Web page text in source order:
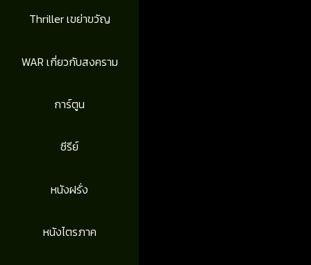
Thriller เขย่าขวัญ
WAR เกี่ยวกับสงคราม
การ์ตูน
ซีรีย์
หนังฝรั่ง
หนังไตรภาค